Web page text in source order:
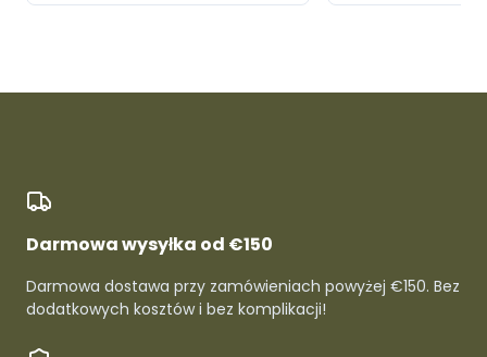
Darmowa wysyłka od €150
Darmowa dostawa przy zamówieniach powyżej €150. Bez
dodatkowych kosztów i bez komplikacji!